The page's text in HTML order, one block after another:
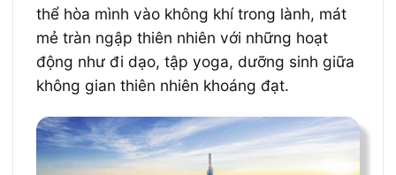
thể hòa mình vào không khí trong lành, mát
mẻ tràn ngập thiên nhiên với những hoạt
động như đi dạo, tập yoga, dưỡng sinh giữa
không gian thiên nhiên khoáng đạt.